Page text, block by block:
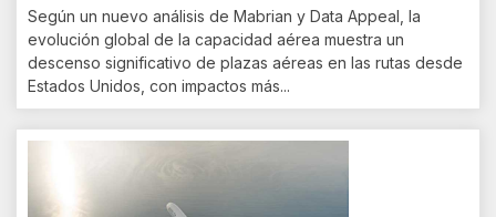
Según un nuevo análisis de Mabrian y Data Appeal, la
evolución global de la capacidad aérea muestra un
descenso significativo de plazas aéreas en las rutas desde
Estados Unidos, con impactos más...